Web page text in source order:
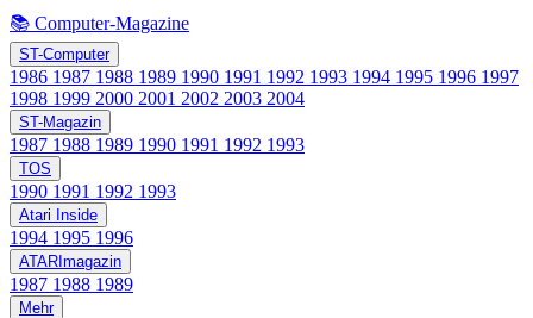
📚 Computer-Magazine
ST-Computer
1986 1987 1988 1989 1990 1991 1992 1993 1994 1995 1996 1997
1998 1999 2000 2001 2002 2003 2004
ST-Magazin
1987 1988 1989 1990 1991 1992 1993
TOS
1990 1991 1992 1993
Atari Inside
1994 1995 1996
ATARImagazin
1987 1988 1989
Mehr